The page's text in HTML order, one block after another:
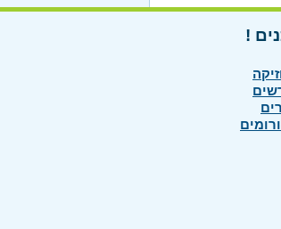
!